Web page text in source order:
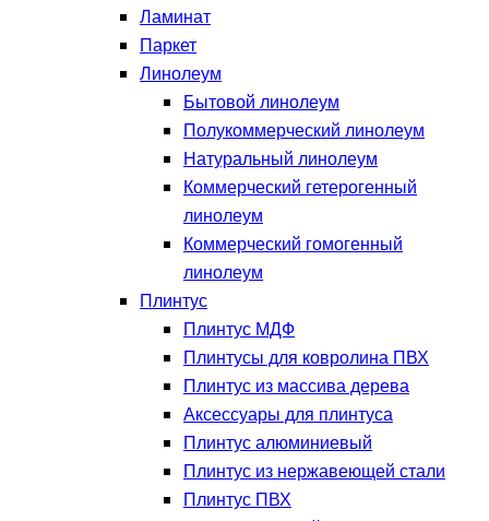
Ламинат
Паркет
Линолеум
Бытовой линолеум
Полукоммерческий линолеум
Натуральный линолеум
Коммерческий гетерогенный
линолеум
Коммерческий гомогенный
линолеум
Плинтус
Плинтус МДФ
Плинтусы для ковролина ПВХ
Плинтус из массива дерева
Аксессуары для плинтуса
Плинтус алюминиевый
Плинтус из нержавеющей стали
Плинтус ПВХ